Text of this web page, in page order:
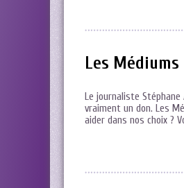
Les
Le journaliste
vraiment un don. Les
aider dans nos choix ?